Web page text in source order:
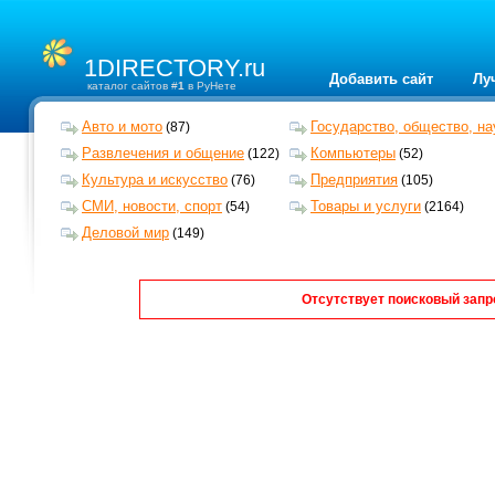
1DIRECTORY.ru
каталог сайтов #1 в РуНете Добавить сайт
Авто и мото (87)
Государство, общество,
Развлечения и общение (122) Компьютеры (52)
Культура и искусство (76) Предприятия (105)
СМИ, новости, спорт (54) Товары и услуги (2164)
Деловой мир (149)
Отсутствует поисковый